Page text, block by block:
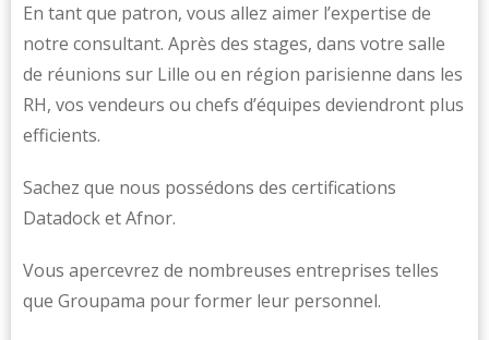
En tant que patron, vous allez aimer l’expertise de
notre consultant. Après des stages, dans votre salle
de réunions sur Lille ou en région parisienne dans les
RH, vos vendeurs ou chefs d’équipes deviendront plus
efficients.
Sachez que nous possédons des certifications
Datadock et Afnor.
Vous apercevrez de nombreuses entreprises telles
que Groupama pour former leur personnel.